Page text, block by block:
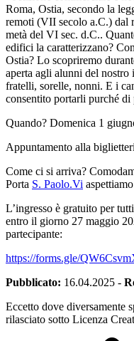
Roma, Ostia, secondo la
remoti (VII secolo a.C.) dal
metà del VI sec. d.C..
edifici la caratterizzano?
Ostia? Lo scopriremo
aperta agli alunni del
fratelli, sorelle, nonni. E i
consentito portarli purché
Quando? Domenica 1
Appuntamento alla
Come ci si arriva?
Porta S. Paolo.Vi
L’ingresso è gratuito per
entro il giorno 27 maggio
partecipante:
https://forms.gle/
Pubblicato: 16.04.2025 -
Eccetto dove diversamente
rilasciato sotto Licenza